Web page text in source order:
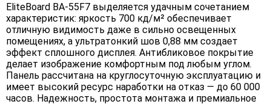
EliteBoard BA-55F7 выделяется удачным сочетанием
характеристик: яркость 700 кд/м² обеспечивает
отличную видимость даже в сильно освещенных
помещениях, а ультратонкий шов 0,88 мм создает
эффект сплошного дисплея. Антибликовое покрытие
делает изображение комфортным под любым углом.
Панель рассчитана на круглосуточную эксплуатацию и
имеет высокий ресурс наработки на отказ — до 60 000
часов. Надежность, простота монтажа и премиальное